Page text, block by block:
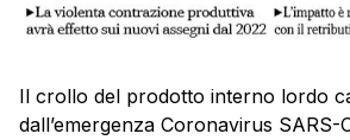
Il crollo del prodotto interno lordo
dall’emergenza Coronavirus SARS-